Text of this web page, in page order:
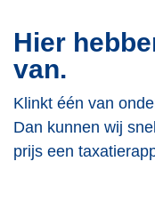
Hier
van.
Klinkt één van
Dan kunnen wij
prijs een